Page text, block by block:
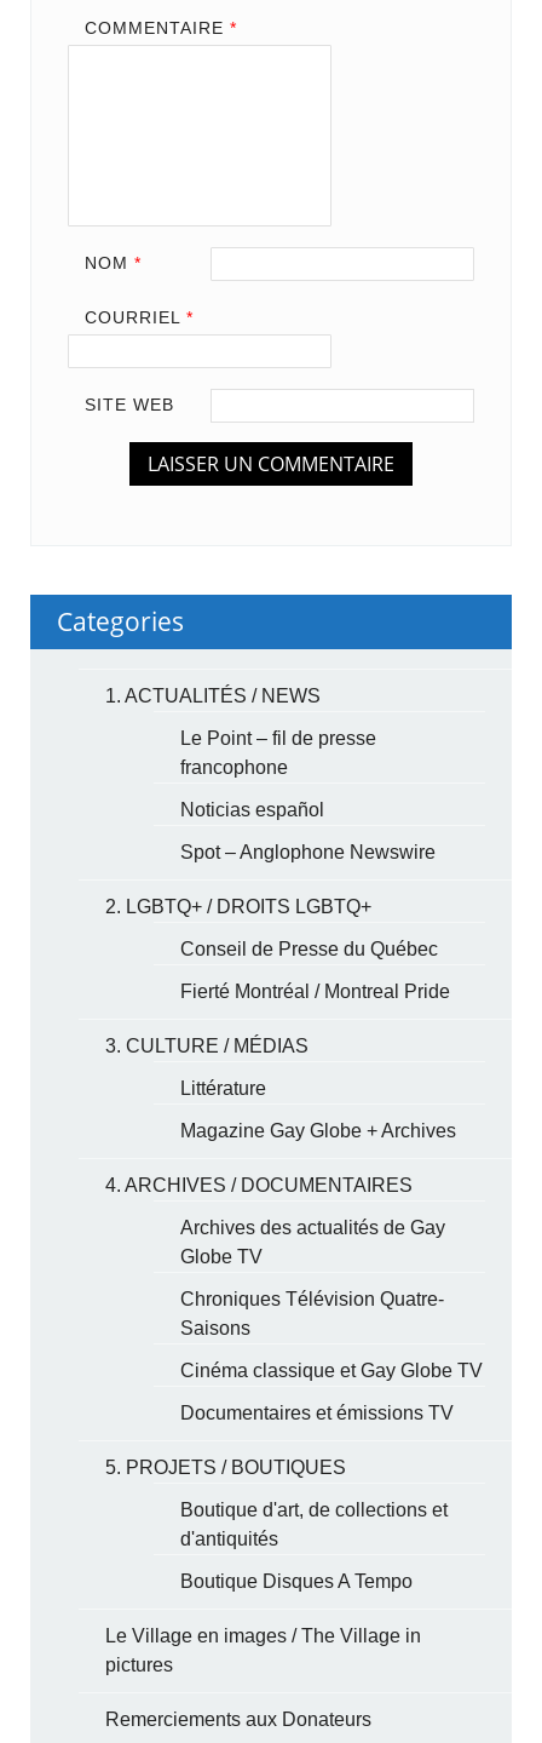
COMMENTAIRE *
NOM *
COURRIEL *
SITE WEB
Categories
1. ACTUALITÉS / NEWS
Le Point – fil de presse
francophone
Noticias español
Spot – Anglophone Newswire
2. LGBTQ+ / DROITS LGBTQ+
Conseil de Presse du Québec
Fierté Montréal / Montreal Pride
3. CULTURE / MÉDIAS
Littérature
Magazine Gay Globe + Archives
4. ARCHIVES / DOCUMENTAIRES
Archives des actualités de Gay
Globe TV
Chroniques Télévision Quatre-
Saisons
Cinéma classique et Gay Globe TV
Documentaires et émissions TV
5. PROJETS / BOUTIQUES
Boutique d'art, de collections et
d'antiquités
Boutique Disques A Tempo
Le Village en images / The Village in
pictures
Remerciements aux Donateurs